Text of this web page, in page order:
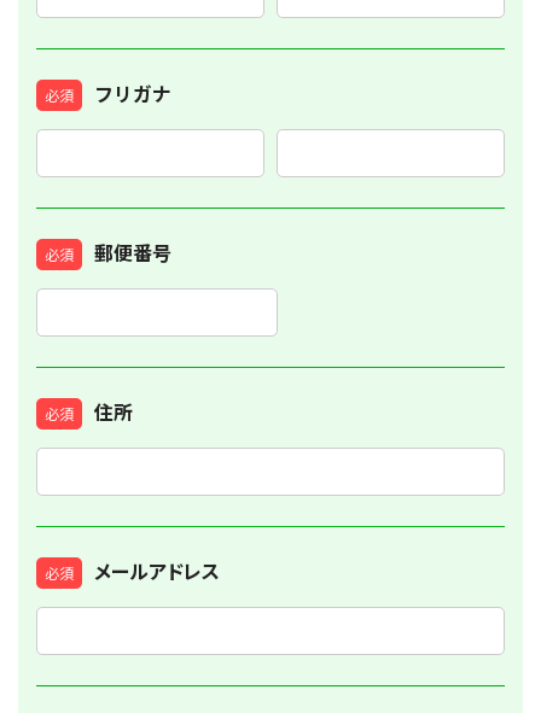
必須 フリガナ
必須 郵便番号
必須 住所
必須 メールアドレス
お電話でのお問い合わせ
046-230-5111
046-230-5077